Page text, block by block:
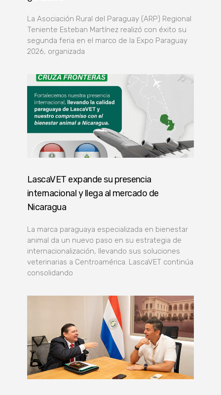
La Asociación Rural del Paraguay (ARP) Regional
Teniente Esteban Martínez realizó con éxito su
segunda feria en el marco de la Expo Paraguay
2026, organizada
LascaVET expande su presencia
internacional y llega al mercado de
Nicaragua
La marca paraguaya especializada en bienestar
animal da un nuevo paso en su estrategia de
internacionalización, llevando sus soluciones
veterinarias a Centroamérica. LascaVET continúa
consolidando